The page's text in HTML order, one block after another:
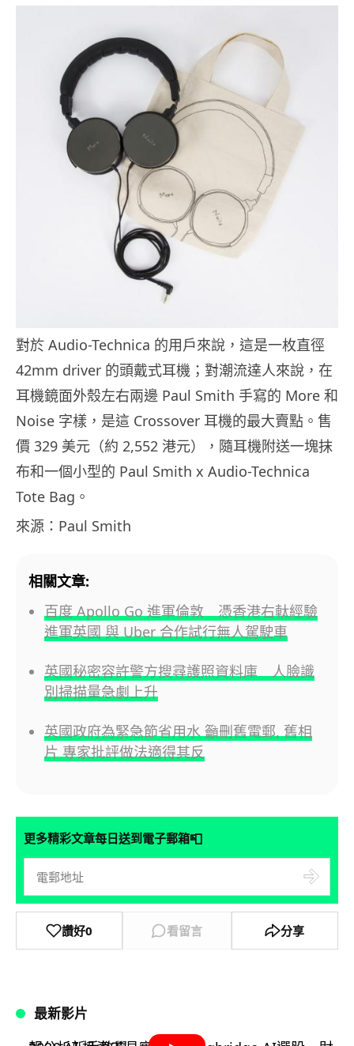
對於 Audio-Technica 的用戶來說，這是一枚直徑
42mm driver 的頭戴式耳機；對潮流達人來說，在
耳機鏡面外殼左右兩邊 Paul Smith 手寫的 More 和
Noise 字樣，是這 Crossover 耳機的最大賣點。售
價 329 美元（約 2,552 港元），隨耳機附送一塊抹
布和一個小型的 Paul Smith x Audio-Technica
Tote Bag。
來源：Paul Smith
相關文章:
百度 Apollo Go 進軍倫敦 憑香港右軚經驗
進軍英國 與 Uber 合作試行無人駕駛車
英國秘密容許警方搜尋護照資料庫 人臉識
別掃描量急劇上升
英國政府為緊急節省用水 籲刪舊電郵, 舊相
片 專家批評做法適得其反
更多精彩文章每日送到電子郵箱📮
讚好0 看留言 分享
最新影片